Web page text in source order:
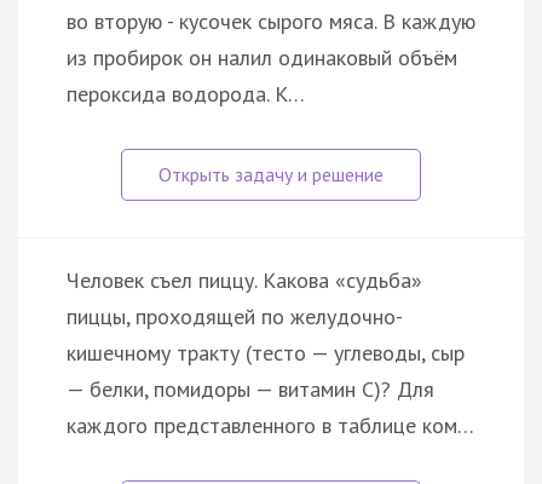
во вторую - кусочек сырого мяса. В каждую
из пробирок он налил одинаковый объём
пероксида водорода. К…
Человек съел пиццу. Какова «судьба»
пиццы, проходящей по желудочно-
кишечному тракту (тесто — углеводы, сыр
— белки, помидоры — витамин С)? Для
каждого представленного в таблице ком…